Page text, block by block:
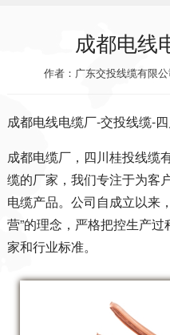
成都电线
作者：广东交投线缆有限公
成都电线电缆厂-交投线缆-
成都电缆厂， 四川桂投线缆
缆的厂家，我们专注于为客
电缆产品。公司自成立以来
营”的理念，严格把控生产
家和行业标准。